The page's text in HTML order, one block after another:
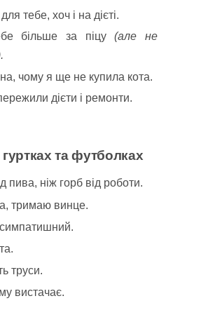
тебе, хоч і на дієті.
більше за піцу(але не
чому я ще не купила кота.
дієти і ремонти.
та футболках
пива, ніж горб від роботи.
тримаю винце.
труси.
вистачає.